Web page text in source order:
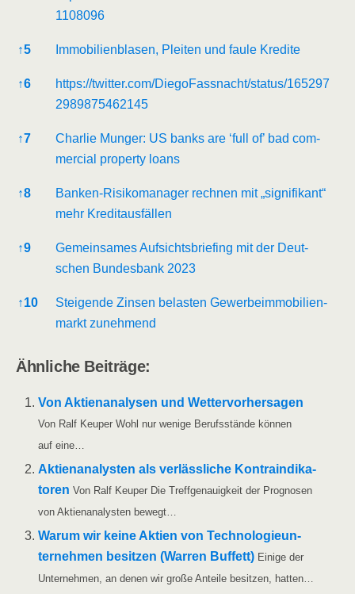
1108096
↑5 Immo­bi­li­en­bla­sen, Plei­ten und fau­le Kredite
↑6
https://twitter.com/DiegoFassnacht/status/165297
2989875462145
↑7
Char­lie Mun­ger: US banks are ‘full of’ bad com­
mer­cial pro­per­ty loans
↑8
Ban­ken-Risi­ko­ma­na­ger rech­nen mit „signi­fi­kant“
mehr Kreditausfällen
↑9
Gemein­sa­mes Auf­sichts­brie­fing mit der Deut­
schen Bun­des­bank 2023
↑10
Stei­gen­de Zin­sen belas­ten Gewer­be­im­mo­bi­li­en­
markt zunehmend
Ähn­li­che Beiträge:
Von Akti­en­ana­ly­sen und Wet­ter­vor­her­sa­gen
Von Ralf Keu­per Wohl nur weni­ge Berufs­stän­de kön­nen
auf eine…
Akti­en­ana­lys­ten als ver­läss­li­che Kon­tra­in­di­ka­
to­ren Von Ralf Keu­per Die Treff­ge­nau­ig­keit der Pro­gno­sen
von Akti­en­ana­lys­ten bewegt…
War­um wir kei­ne Akti­en von Tech­no­lo­gie­un­
ter­neh­men besit­zen (War­ren Buf­fett) Eini­ge der
Unter­neh­men, an denen wir gro­ße Antei­le besit­zen, hatten…